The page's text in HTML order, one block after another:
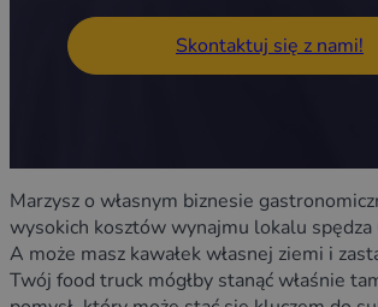
Skontaktuj się z nami!
Marzysz o własnym biznesie
wysokich kosztów wynajmu lokalu spędza
A może masz kawałek własnej ziemi i
Twój food truck mógłby stanąć właśnie